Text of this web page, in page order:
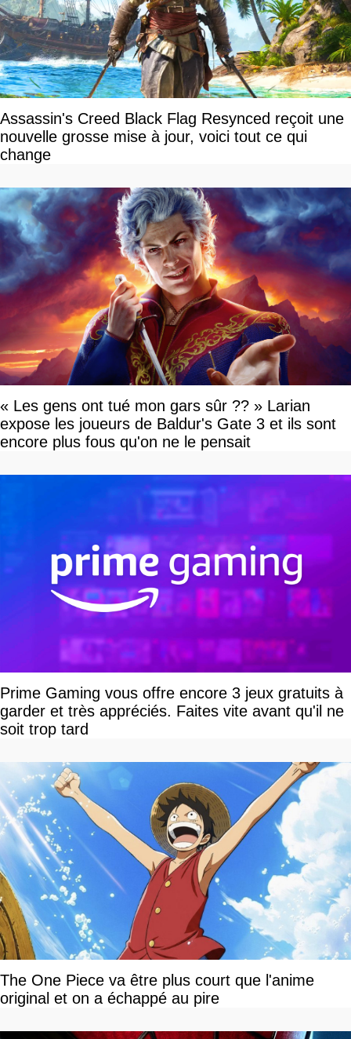
Assassin's Creed Black Flag Resynced reçoit une
nouvelle grosse mise à jour, voici tout ce qui
change
« Les gens ont tué mon gars sûr ?? » Larian
expose les joueurs de Baldur's Gate 3 et ils sont
encore plus fous qu'on ne le pensait
Prime Gaming vous offre encore 3 jeux gratuits à
garder et très appréciés. Faites vite avant qu'il ne
soit trop tard
The One Piece va être plus court que l'anime
original et on a échappé au pire